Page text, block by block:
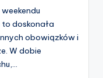
doskonała
obowiązków i
W dobie